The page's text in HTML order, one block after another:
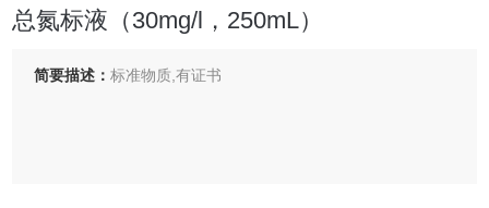
总氮标液（30mg/l，250mL）
简要描述：标准物质,有证书